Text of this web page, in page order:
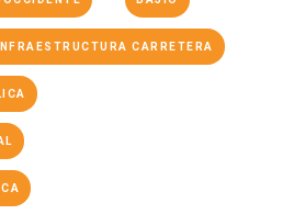
INFRAESTRUCTURA CARRETERA